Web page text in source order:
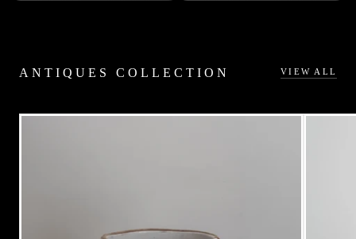
ANTIQUES COLLECTION VIEW ALL